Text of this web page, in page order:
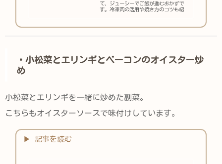
て、ジューシーでご飯が進むおかずで
す。冷凍肉の活用や焼き方のコツも紹
・小松菜とエリンギとベーコンのオイスター炒
め
小松菜とエリンギを一緒に炒めた副菜。
こちらもオイスターソースで味付けしています。